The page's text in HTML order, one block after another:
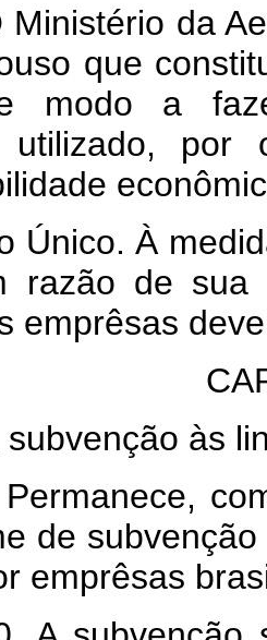
Ministério da
que
modo a
utilizado,
À
razão de sua
emprêsas
subvenção às
de
emprêsas